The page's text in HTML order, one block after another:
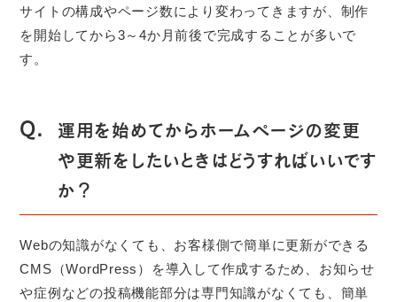
サイトの構成やページ数により変わってきますが、制作
を開始してから3～4か月前後で完成することが多いで
す。
Q.
運用を始めてからホームページの変更
や更新をしたいときはどうすればいいです
か？
Webの知識がなくても、お客様側で簡単に更新ができる
CMS（WordPress）を導入して作成するため、お知らせ
や症例などの投稿機能部分は専門知識がなくても、簡単